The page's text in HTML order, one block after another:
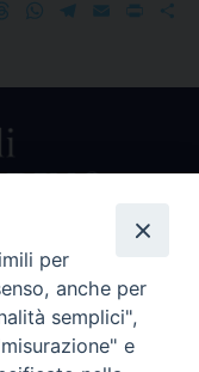
ThreadsWhatsApp
Telegram
EmailPrint
per
anche per
semplici",
e